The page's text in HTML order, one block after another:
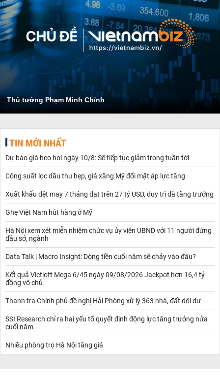
Thủ tướng Phạm Minh Chính
TIN MỚI NHẤT
Dự báo giá heo hơi ngày 10/8: Sẽ tiếp tục giảm trong tuần tới
Công suất lọc dầu thu hẹp, giá xăng Mỹ đối mặt áp lực tăng
Xuất khẩu dệt may 7 tháng đạt trên 27 tỷ USD, duy trì đà tăng trưởng
Ghẹ Việt Nam hút hàng ở Mỹ
Hà Nội xem xét miễn nhiệm chức vụ ủy viên UBND với 11 người đứng
đầu sở, ngành
Data Talk | Macro Insight: Dòng tiền cuối năm sẽ chảy vào đâu?
Kết quả Vietlott Mega 6/45 ngày 09/08/2026 Jackpot hơn 16,4 tỷ
đồng vô chủ
Thanh tra Chính phủ đề nghị Hải Phòng xử lý 363 nhà, đất dôi dư
SSI Research chỉ ra hai yếu tố quyết định động lực tăng trưởng nửa
cuối năm
Nhiều phòng trọ Hà Nội tăng giá